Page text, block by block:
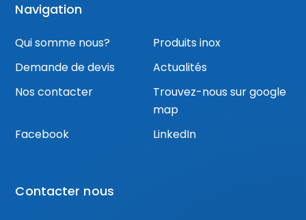
Navigation
Qui somme nous?
Produits inox
Demande de devis
Actualités
Nos contacter
Trouvez-nous sur google
map
Facebook
LinkedIn
Contacter nous